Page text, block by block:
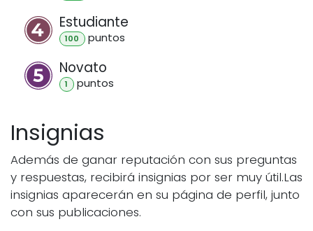
Estudiante
100 puntos
Novato
1 puntos
Insignias
Además de ganar reputación con sus preguntas
y respuestas, recibirá insignias por ser muy útil.Las
insignias aparecerán en su página de perfil, junto
con sus publicaciones.